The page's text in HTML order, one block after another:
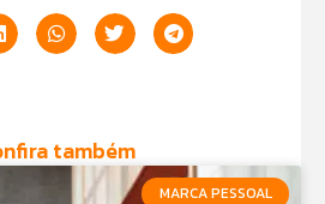
também
MARCA PESSOAL